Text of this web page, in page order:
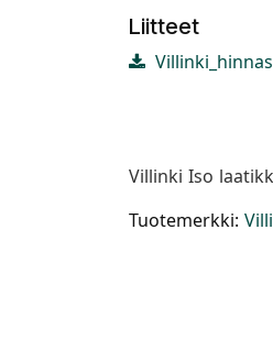
Liitteet
Villinki Iso
Tuotemerkki: